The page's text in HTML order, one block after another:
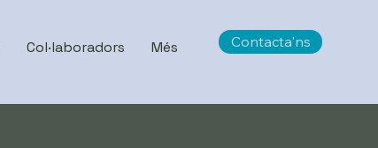
Col·laboradors Més Contacta'ns